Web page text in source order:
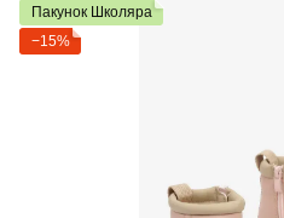
Пакунок Школяра
−15%